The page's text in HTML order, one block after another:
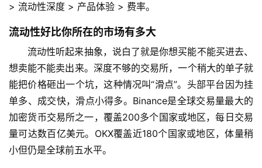
> 流动性深度 > 产品体验 > 费率。
流动性好比你所在的市场有多大
流动性听起来抽象，说白了就是你想买能不能买进去、
想卖能不能卖出来。深度不够的交易所，一个稍大的单子就
能把价格砸出一个坑，这种情况叫“滑点”。头部平台因为挂
单多、成交快，滑点小得多。Binance是全球交易量最大的
加密货币交易所之一，覆盖200多个国家或地区，每日交易
量可达数百亿美元。OKX覆盖近180个国家或地区，体量稍
小但仍是全球前五水平。